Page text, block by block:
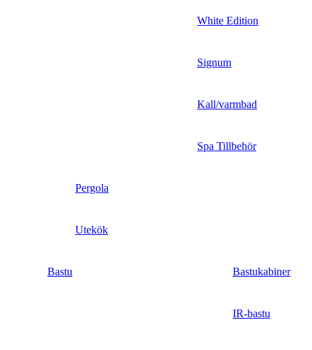
White Edition
Signum
Kall/varmbad
Spa Tillbehör
Pergola
Utekök
Bastu Bastukabiner
IR-bastu